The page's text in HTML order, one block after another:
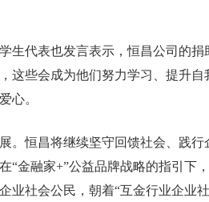
生代表也发言表示，恒昌公司的捐
这些会成为他们努力学习、提升自
心。
。恒昌将继续坚守回馈社会、践行
“金融家+”公益品牌战略的指引下，
业社会公民，朝着“互金行业企业社